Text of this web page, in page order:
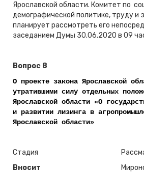
Ярославской области. Комитет по
демографической политике, труду и
планирует рассмотреть его
заседанием Думы 30.06.2020 в 09
Вопрос 8
О проекте закона Ярославской
утратившими силу отдельных
Ярославской области «О
и развитии лизинга в
Ярославской области»
Стадия
Вносит